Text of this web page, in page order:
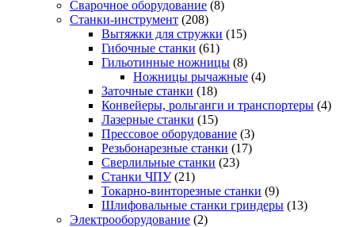
Сварочное оборудование (8)
Станки-инструмент (208)
Вытяжки для стружки (15)
Гибочные станки (61)
Гильотинные ножницы (8)
Ножницы рычажные (4)
Заточные станки (18)
Конвейеры, рольганги и транспортеры (4)
Лазерные станки (15)
Прессовое оборудование (3)
Резьбонарезные станки (17)
Сверлильные станки (23)
Станки ЧПУ(21)
Токарно-винторезные станки (9)
Шлифовальные станки гриндеры (13)
Электрооборудование (2)